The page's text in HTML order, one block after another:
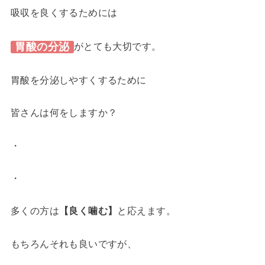
吸収を良くするためには
胃酸の分泌 がとても大切です。
胃酸を分泌しやすくするために
皆さんは何をしますか？
・
・
多くの方は 【良く噛む】 と応えます。
もちろんそれも良いですが、